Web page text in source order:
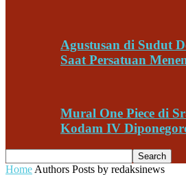
Agustusan di Sudut
Saat Persatuan
Mural One Piece di
Kodam IV
Home Authors Posts by redaksinews